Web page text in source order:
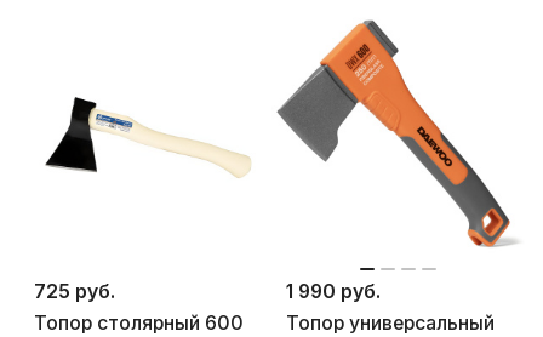
725 руб.
Топор столярный 600
1 990 руб.
Топор универсальный